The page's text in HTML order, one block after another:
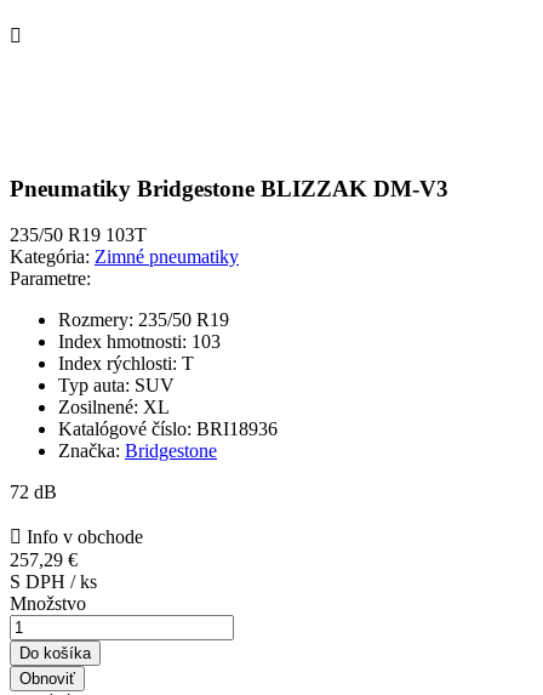

Pneumatiky Bridgestone BLIZZAK DM-V3
235/50 R19 103T
Kategória: Zimné pneumatiky
Parametre:
Rozmery: 235/50 R19
Index hmotnosti: 103
Index rýchlosti: T
Typ auta: SUV
Zosilnené: XL
Katalógové číslo: BRI18936
Značka: Bridgestone
72 dB
 Info v obchode
257,29 €
S DPH / ks
Množstvo
Do košíka